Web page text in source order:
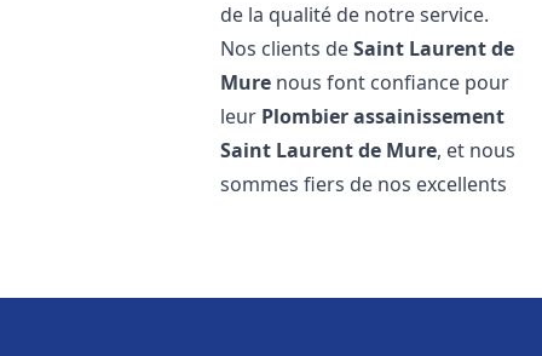
de la qualité de notre service.
Nos clients deSaint Laurent de
Mure nous font confiance pour
leur Plombier assainissement
Saint Laurent de Mure, et nous
sommes fiers de nos excellents